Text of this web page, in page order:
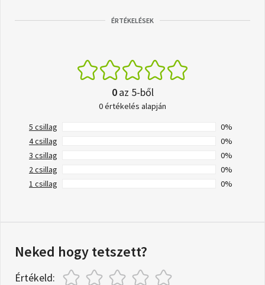
ÉRTÉKELÉSEK
0az 5-ből
0 értékelés alapján
5 csillag
0%
4 csillag
0%
3 csillag
0%
2 csillag
0%
1 csillag
0%
Neked hogy tetszett?
Értékeld: